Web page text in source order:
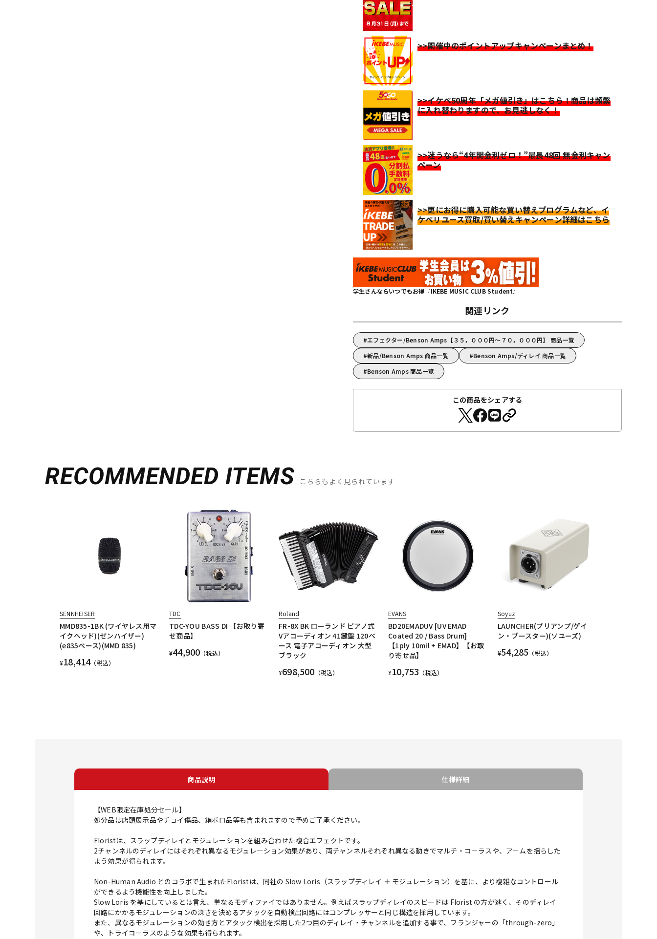
>>開催中のポイントアップキャンペーンまとめ！
>>イケベ50周年「メガ値引き」はこちら！商品は頻繁
に入れ替わりますので、お見逃しなく！
>>迷うなら“4年間金利ゼロ！”最長48回 無金利キャン
ペーン
>>更にお得に購入可能な買い替えプログラムなど、イ
ケベリユース買取/買い替えキャンペーン詳細はこちら
学生さんならいつでもお得『IKEBE MUSIC CLUB Student』
関連リンク
エフェクター/Benson Amps【３５，０００円～７０，０００円】 商品一覧
新品/Benson Amps 商品一覧
Benson Amps/ディレイ 商品一覧
Benson Amps 商品一覧
この商品をシェアする
RECOMMENDED ITEMS こちらもよく見られています
SENNHEISER
MMD835-1BK (ワイヤレス用マ
イクヘッド)(ゼンハイザー)
(e835ベース)(MMD 835)
¥18,414（税込）
TDC
TDC-YOU BASS DI 【お取り寄
せ商品】
¥44,900 （税込）
Roland
FR-8X BK ローランド ピアノ式
Vアコーディオン 41鍵盤 120ベ
ース 電子アコーディオン 大型
ブラック
¥698,500 （税込）
EVANS
BD20EMADUV [UV EMAD
Coated 20 / Bass Drum]
【1ply 10mil + EMAD】【お取
り寄せ品】
¥10,753 （税込）
Soyuz
LAUNCHER(プリアンプ/ゲイ
ン・ブースター)(ソユーズ)
¥54,285 （税込）
商品説明 仕様詳細
【WEB限定在庫処分セール】
処分品は店頭展示品やチョイ傷品、箱ボロ品等も含まれますので予めご了承ください。
Floristは、スラップディレイとモジュレーションを組み合わせた複合エフェクトです。
2チャンネルのディレイにはそれぞれ異なるモジュレーション効果があり、両チャンネルそれぞれ異なる動きでマルチ・コーラスや、アームを揺らした
よう効果が得られます。
Non-Human Audio とのコラボで生まれたFloristは、同社の Slow Loris（スラップディレイ ＋ モジュレーション）を基に、より複雑なコントロール
ができるよう機能性を向上しました。
Slow Loris を基にしているとは言え、単なるモディファイではありません。例えばスラップディレイのスピードは Florist の方が速く、そのディレイ
回路にかかるモジュレーションの深さを決めるアタックを自動検出回路にはコンプレッサーと同じ構造を採用しています。
また、異なるモジュレーションの効き方とアタック検出を採用した2つ目のディレイ・チャンネルを追加する事で、フランジャーの「through-zero」
や、トライコーラスのような効果も得られます。